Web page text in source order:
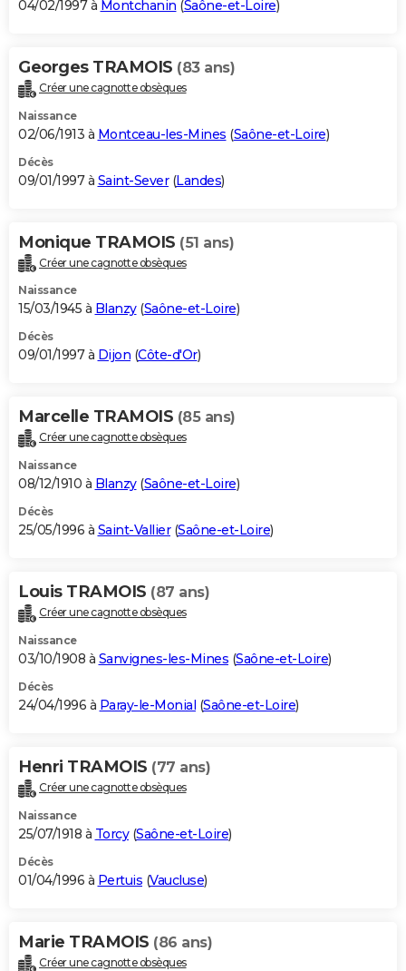
04/02/1997 à Montchanin (Saône-et-Loire)
Georges TRAMOIS (83 ans)
Créer une cagnotte obsèques
Naissance
02/06/1913 à Montceau-les-Mines (Saône-et-Loire)
Décès
09/01/1997 à Saint-Sever(Landes)
Monique TRAMOIS (51 ans)
Créer une cagnotte obsèques
Naissance
15/03/1945 à Blanzy(Saône-et-Loire)
Décès
09/01/1997 à Dijon (Côte-d'Or)
Marcelle TRAMOIS (85 ans)
Créer une cagnotte obsèques
Naissance
08/12/1910 à Blanzy(Saône-et-Loire)
Décès
25/05/1996 à Saint-Vallier(Saône-et-Loire)
Louis TRAMOIS (87 ans)
Créer une cagnotte obsèques
Naissance
03/10/1908 à Sanvignes-les-Mines (Saône-et-Loire)
Décès
24/04/1996 à Paray-le-Monial (Saône-et-Loire)
Henri TRAMOIS (77 ans)
Créer une cagnotte obsèques
Naissance
25/07/1918 à Torcy(Saône-et-Loire)
Décès
01/04/1996 à Pertuis (Vaucluse)
Marie TRAMOIS (86 ans)
Créer une cagnotte obsèques